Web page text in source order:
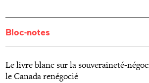
Bloc-notes
Le livre blanc sur la souveraineté-
le Canada renégocié